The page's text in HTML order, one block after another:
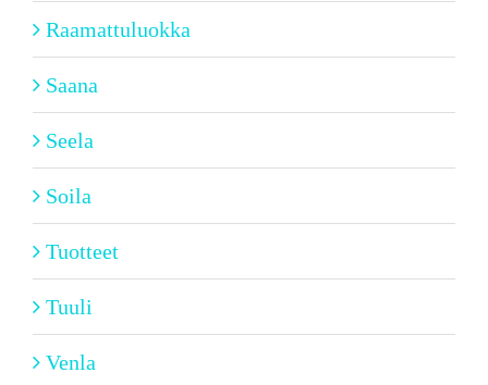
Raamattuluokka
Saana
Seela
Soila
Tuotteet
Tuuli
Venla